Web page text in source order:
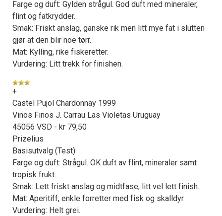
Farge og duft: Gylden strågul. God duft med mineraler,
flint og fatkrydder.
Smak: Friskt anslag, ganske rik men litt mye fat i slutten
gjør at den blir noe tørr.
Mat: Kylling, rike fiskeretter.
Vurdering: Litt trekk for finishen.
+
Castel Pujol Chardonnay 1999
Vinos Finos J. Carrau Las Violetas Uruguay
45056 VSD - kr 79,50
Prizelius
Basisutvalg (Test)
Farge og duft: Strågul. OK duft av flint, mineraler samt
tropisk frukt.
Smak: Lett friskt anslag og midtfase, litt vel lett finish.
Mat: Aperitiff, enkle forretter med fisk og skalldyr.
Vurdering: Helt grei.